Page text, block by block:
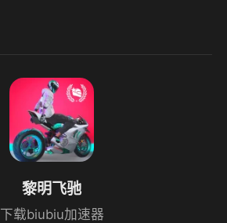
黎明飞驰
下载biubiu加速器